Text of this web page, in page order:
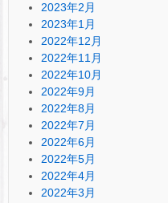
2023年2月
2023年1月
2022年12月
2022年11月
2022年10月
2022年9月
2022年8月
2022年7月
2022年6月
2022年5月
2022年4月
2022年3月